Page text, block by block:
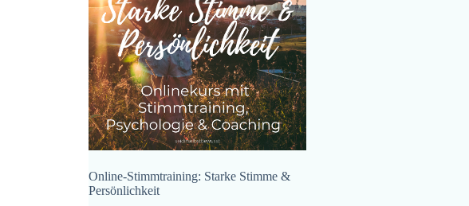
Online-Stimmtraining: Starke Stimme &
Persönlichkeit